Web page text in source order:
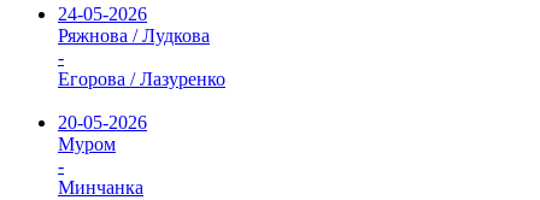
24-05-2026
Ряжнова / Лудкова
-
Егорова / Лазуренко
20-05-2026
Муром
-
Минчанка